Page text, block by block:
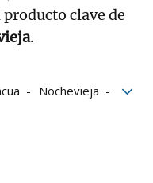
producto clave de
.
Nochevieja